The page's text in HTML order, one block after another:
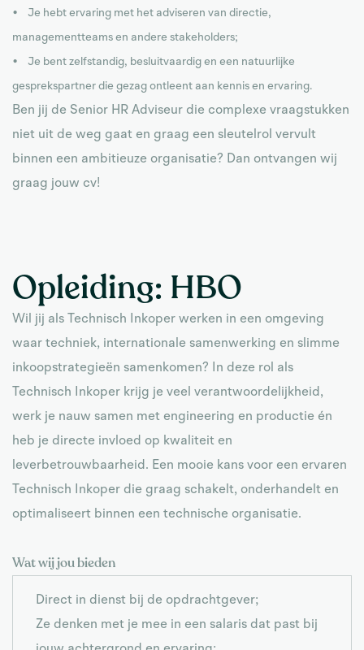
• Je hebt ervaring met het adviseren van directie,
managementteams en andere stakeholders;
• Je bent zelfstandig, besluitvaardig en een natuurlijke
gesprekspartner die gezag ontleent aan kennis en ervaring.
Ben jij de Senior HR Adviseur die complexe vraagstukken
niet uit de weg gaat en graag een sleutelrol vervult
binnen een ambitieuze organisatie? Dan ontvangen wij
graag jouw cv!
Opleiding: HBO
Wil jij als Technisch Inkoper werken in een omgeving
waar techniek, internationale samenwerking en slimme
inkoopstrategieën samenkomen? In deze rol als
Technisch Inkoper krijg je veel verantwoordelijkheid,
werk je nauw samen met engineering en productie én
heb je directe invloed op kwaliteit en
leverbetrouwbaarheid. Een mooie kans voor een ervaren
Technisch Inkoper die graag schakelt, onderhandelt en
optimaliseert binnen een technische organisatie.
Wat wij jou bieden
Direct in dienst bij de opdrachtgever;
Ze denken met je mee in een salaris dat past bij